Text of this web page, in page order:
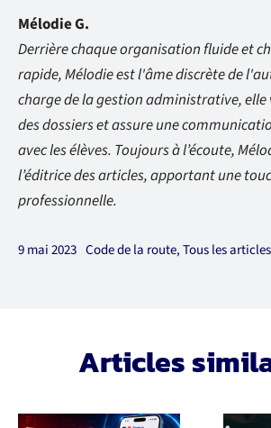
Mélodie G.
Derrière chaque organisation fluide et
rapide, Mélodie est l'âme discrète de
charge de la gestion administrative, elle
des dossiers et assure une
avec les élèves. Toujours à l’écoute,
l’éditrice des articles, apportant une
professionnelle.
9 mai 2023 Code de la route,Tous les articles
Articles